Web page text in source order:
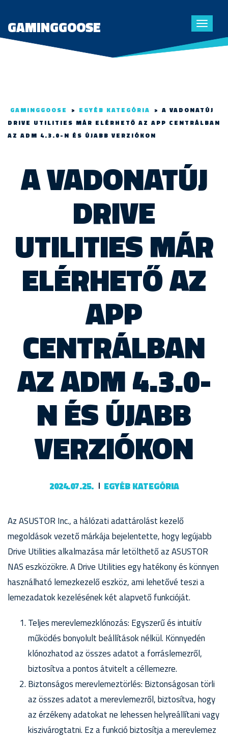
Toggle
GAMINGGOOSE
GAMINGGOOSE > EGYÉB KATEGÓRIA > A VADONATÚJ
DRIVE UTILITIES MÁR ELÉRHETŐ AZ APP CENTRÁLBAN
AZ ADM 4.3.0-N ÉS ÚJABB VERZIÓKON
A VADONATÚJ
DRIVE
UTILITIES MÁR
ELÉRHETŐ AZ
APP
CENTRÁLBAN
AZ ADM 4.3.0-
N ÉS ÚJABB
VERZIÓKON
2024.07.25. EGYÉB KATEGÓRIA
Az ASUSTOR Inc., a hálózati adattárolást kezelő
megoldások vezető márkája bejelentette, hogy legújabb
Drive Utilities alkalmazása már letölthető az ASUSTOR
NAS eszközökre. A Drive Utilities egy hatékony és könnyen
használható lemezkezelő eszköz, ami lehetővé teszi a
lemezadatok kezelésének két alapvető funkcióját.
Teljes merevlemezklónozás: Egyszerű és intuitív
működés bonyolult beállítások nélkül. Könnyedén
klónozhatod az összes adatot a forráslemezről,
biztosítva a pontos átvitelt a céllemezre.
Biztonságos merevlemeztörlés: Biztonságosan törli
az összes adatot a merevlemezről, biztosítva, hogy
az érzékeny adatokat ne lehessen helyreállítani vagy
kiszivárogtatni. Ez a funkció biztosítja a merevlemez